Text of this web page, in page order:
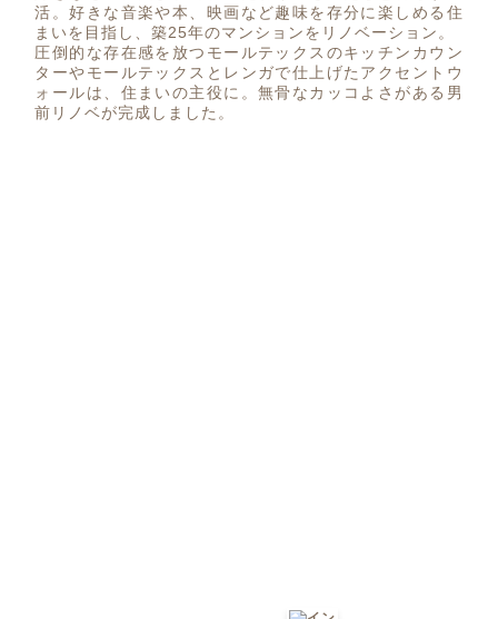
活。好きな音楽や本、映画など趣味を存分に楽しめる住
まいを目指し、築25年のマンションをリノベーション。
圧倒的な存在感を放つモールテックスのキッチンカウン
ターやモールテックスとレンガで仕上げたアクセントウ
ォールは、住まいの主役に。無骨なカッコよさがある男
前リノベが完成しました。